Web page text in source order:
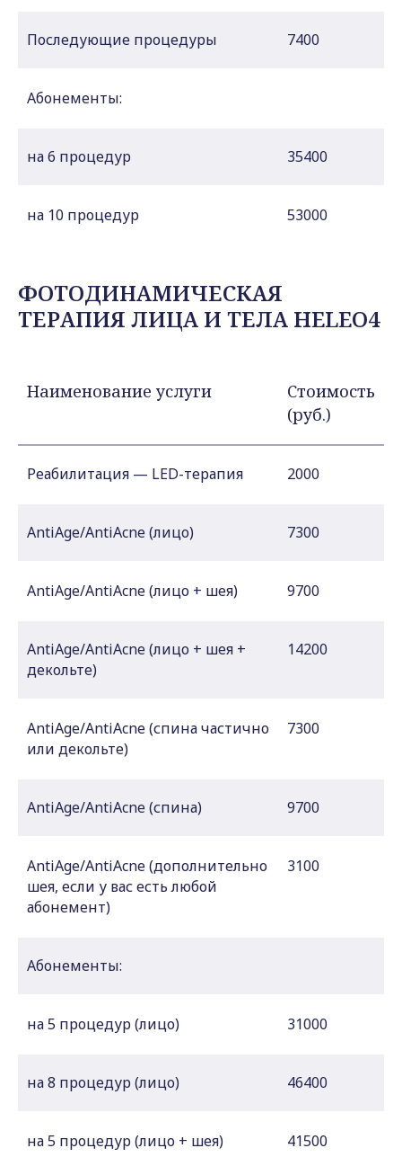
Последующие процедуры 7400
Абонементы:
на 6 процедур 35400
на 10 процедур 53000
ФОТОДИНАМИЧЕСКАЯ
ТЕРАПИЯ ЛИЦА И ТЕЛА HELEO4
Наименование услуги
Стоимость
(руб.)
Реабилитация — LED-терапия 2000
AntiAge/AntiAcne (лицо) 7300
AntiAge/AntiAcne (лицо + шея) 9700
AntiAge/AntiAcne (лицо + шея +
декольте)
14200
AntiAge/AntiAcne (спина частично
или декольте)
7300
AntiAge/AntiAcne (спина) 9700
AntiAge/AntiAcne (дополнительно
шея, если у вас есть любой
абонемент)
3100
Абонементы:
на 5 процедур (лицо) 31000
на 8 процедур (лицо) 46400
на 5 процедур (лицо + шея) 41500